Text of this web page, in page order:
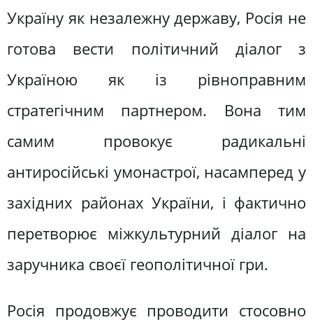
Україну як незалежну державу, Росія не
готова вести політичний діалог з
Україною як із рівноправним
стратегічним партнером. Вона тим
самим провокує радикальні
антиросійські умонастрої, насамперед у
західних районах України, і фактично
перетворює міжкультурний діалог на
заручника своєї геополітичної гри.
Росія продовжує проводити стосовно